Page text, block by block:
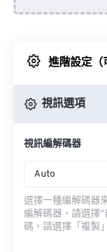
進階設定（
視訊選項
視訊編解碼器
Auto
選擇一種編解碼器
編解碼器，請選擇
碼，請選擇「複製